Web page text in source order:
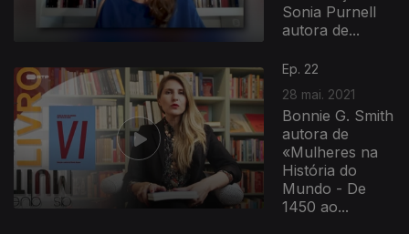
Sonia Purnell
autora de...
Ep. 22
28 mai. 2021
Bonnie G. Smith
autora de
«Mulheres na
História do
Mundo - De
1450 ao...